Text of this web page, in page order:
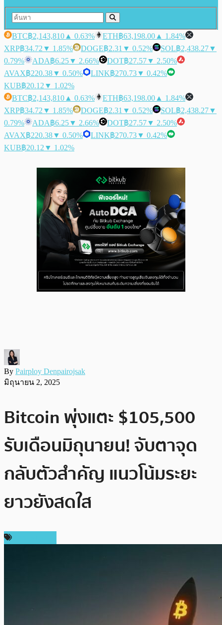
BTC฿2,143,810 ▲ 0.63% ETH฿63,198.00 ▲ 1.84%
XRP฿34.72 ▼ 1.85% DOGE฿2.31 ▼ 0.52% SOL฿2,438.27▼
0.79%
ADA฿6.25▼ 2.66% DOT฿27.57▼ 2.50%
AVAX฿220.38▼ 0.50% LINK฿270.73▼ 0.42%
KUB฿20.12 ▼ 1.02%
BTC฿2,143,810 ▲ 0.63% ETH฿63,198.00 ▲ 1.84%
XRP฿34.72 ▼ 1.85% DOGE฿2.31 ▼ 0.52% SOL฿2,438.27▼
0.79%
ADA฿6.25▼ 2.66% DOT฿27.57▼ 2.50%
AVAX฿220.38▼ 0.50% LINK฿270.73▼ 0.42%
KUB฿20.12 ▼ 1.02%
By Pairploy Denpairojsak
มิถุนายน 2, 2025
Bitcoin พุ่งแตะ $105,500
รับเดือนมิถุนายน! จับตาจุด
กลับตัวสำคัญ แนวโน้มระยะ
ยาวยังสดใส